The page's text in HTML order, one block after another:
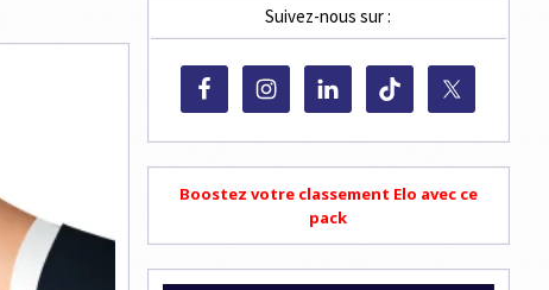
Suivez-nous sur :
Boostez votre classement Elo avec ce
pack